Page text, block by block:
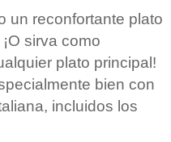
un reconfortante plato
sirva como
plato principal!
bien con
incluidos los